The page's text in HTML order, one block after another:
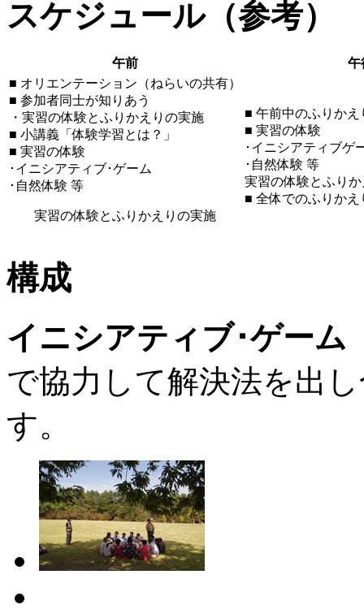
スケジュール（参考）
午前
午
■ オリエンテーション（ねらいの共有）
■ 参加者同士が知りあう
・実習の体験とふりかえりの実施
■ 小講義「体験学習とは？」
■ 実習の体験
･イニシアティブ･ゲーム
･自然体験 等
実習の体験とふりかえりの実施
■ 午前中のふりかえ
■ 実習の体験
･イニシアティブゲ
･自然体験 等
実習の体験とふり
■ 全体でのふりかえ
構成
イニシアティブ･ゲーム
で協力して解決法を出
す。